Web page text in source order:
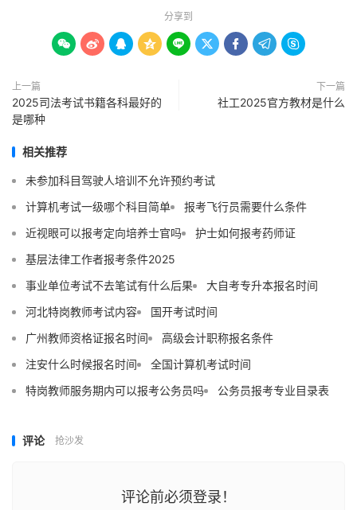
分享到
        
上一篇
2025司法考试书籍各科最好的
是哪种
下一篇
社工2025官方教材是什么
相关推荐
未参加科目驾驶人培训不允许预约考试
计算机考试一级哪个科目简单
报考飞行员需要什么条件
近视眼可以报考定向培养士官吗
护士如何报考药师证
基层法律工作者报考条件2025
事业单位考试不去笔试有什么后果
大自考专升本报名时间
河北特岗教师考试内容
国开考试时间
广州教师资格证报名时间
高级会计职称报名条件
注安什么时候报名时间
全国计算机考试时间
特岗教师服务期内可以报考公务员吗
公务员报考专业目录表
评论 抢沙发
评论前必须登录！